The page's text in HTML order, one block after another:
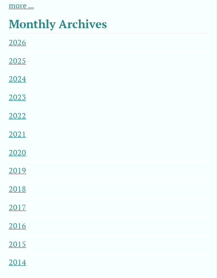
more ...
Monthly Archives
2026
2025
2024
2023
2022
2021
2020
2019
2018
2017
2016
2015
2014